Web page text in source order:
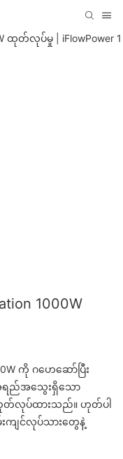
1000W
ကို ဂဟေဆော်ပြီး
အရည်အသွေးရှိသော
ထုတ်လုပ်ထားသည်။ ဟုတ်ပါ
ျင်လုပ်သားတွေနဲ့